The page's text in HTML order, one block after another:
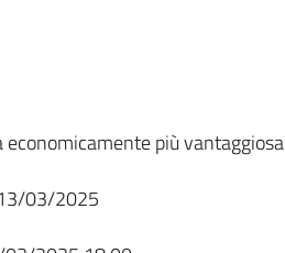
economicamente più vantaggiosa
03/2025